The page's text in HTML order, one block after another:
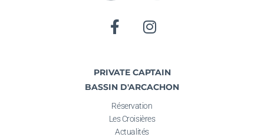
PRIVATE CAPTAIN
BASSIN D'ARCACHON
Réservation
Les Croisières
Actualités